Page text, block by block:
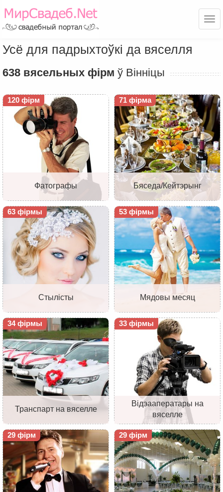
Усё для падрыхтоўкі да вяселля
638 вясельных фірм ў Вінніцы
120 фірм
Фатографы
71 фірма
Бяседа/Кейтэрынг
63 фірмы
Стылісты
53 фірмы
Мядовы месяц
34 фірмы
Транспарт на вяселле
33 фірмы
Відэааператары на
вяселле
29 фірм 29 фірм